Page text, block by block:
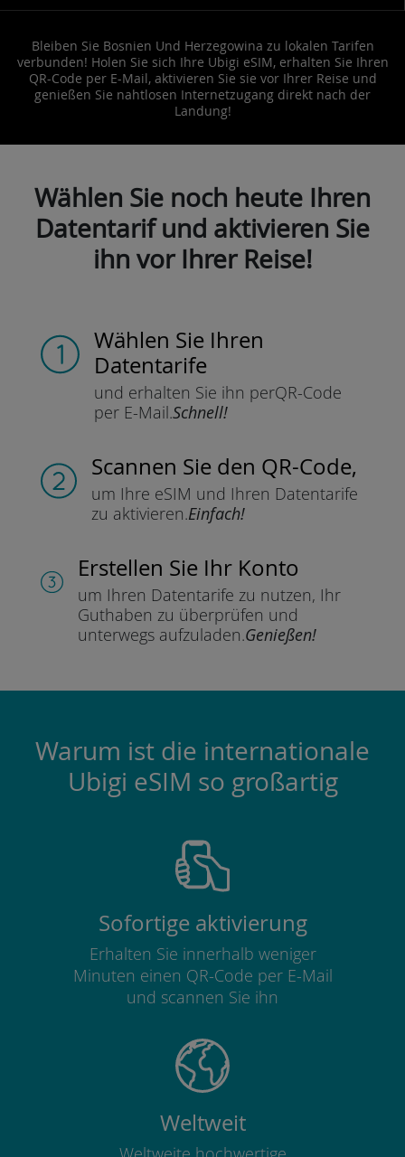
Bleiben Sie Bosnien Und Herzegowina zu lokalen Tarifen
verbunden! Holen Sie sich Ihre Ubigi eSIM, erhalten Sie Ihren
QR-Code per E-Mail, aktivieren Sie sie vor Ihrer Reise und
genießen Sie nahtlosen Internetzugang direkt nach der
Landung!
Wählen Sie noch heute Ihren
Datentarif und aktivieren Sie
ihn vor Ihrer Reise!
Wählen Sie Ihren
Datentarife
und erhalten Sie ihn perQR-Code
per E-Mail.Schnell!
Scannen Sie den QR-Code,
um Ihre eSIM und Ihren Datentarife
zu aktivieren.Einfach!
Erstellen Sie Ihr Konto
um Ihren Datentarife zu nutzen, Ihr
Guthaben zu überprüfen und
unterwegs aufzuladen.Genießen!
Warum ist die internationale
Ubigi eSIM so großartig
Sofortige aktivierung
Erhalten Sie innerhalb weniger
Minuten einen QR-Code per E-Mail
und scannen Sie ihn
Weltweit